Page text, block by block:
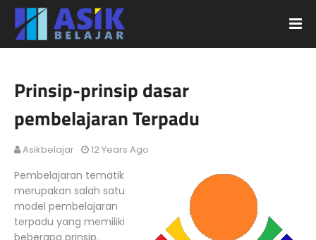
Prinsip-prinsip dasar
pembelajaran Terpadu
Asikbelajar 12 Years Ago
Pembelajaran tematik
merupakan salah satu
model pembelajaran
terpadu yang memiliki
beberapa prinsip.